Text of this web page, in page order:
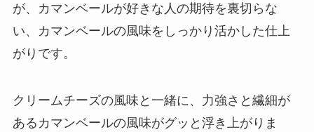
が、カマンベールが好きな人の期待を裏切らな
い、カマンベールの風味をしっかり活かした仕上
がりです。
クリームチーズの風味と一緒に、力強さと繊細が
あるカマンベールの風味がグッと浮き上がりま